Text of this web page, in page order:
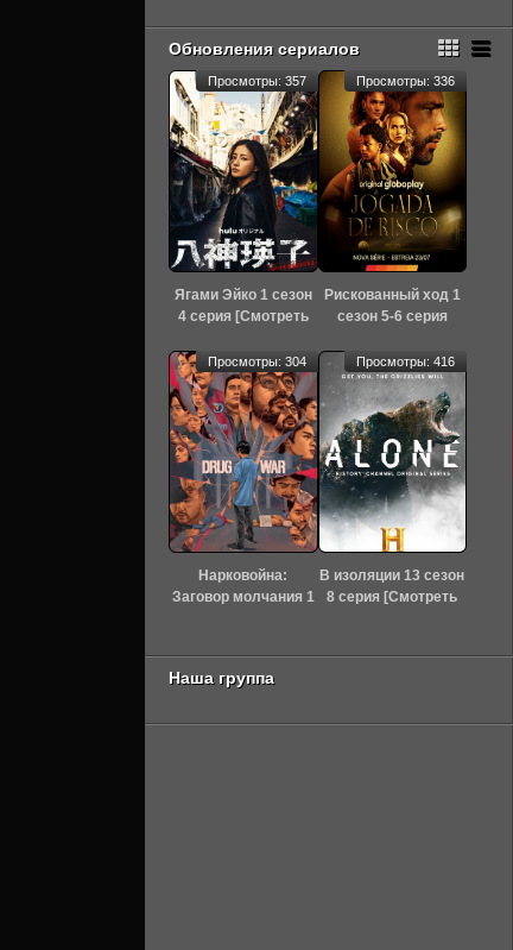
Обновления сериалов
Ягами Эйко 1 сезон
4 серия [Смотреть
Просмотры: 357
Рискованный ход 1
сезон 5-6 серия
Просмотры: 336
Нарковойна:
Заговор молчания 1
Просмотры: 304
В изоляции 13 сезон
8 серия [Смотреть
Просмотры: 416
Наша группа